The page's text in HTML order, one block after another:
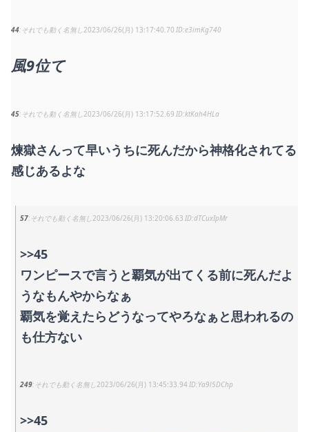
44 それでも動く名無し2023/06/26(月) 13:17:40.70 e3imKg740
風9位て
45 それでも動く名無し2023/06/26(月) 13:17:52.69 ktKah4HLa
煉獄さんって早いうちに死んだから神格化されてる
感じあるよな
57 それでも動く名無し2023/06/26(月) 13:20:06.63 dTCuxIpMr
>>45
ワンピースで言うと覇気が出てくる前に死んだよ
うなもんやからなぁ
覇気を覚えたらどうなってやろなぁと思われるの
も仕方ない
249 それでも動く名無し2023/06/26(月) 13:45:33.94 Ya9l5DChp
>>45